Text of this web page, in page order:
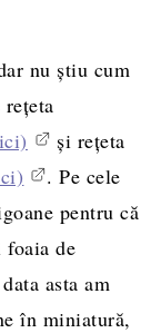
nu știu cum
și rețeta
. Pe cele
pentru că
de
asta am
în miniatură,